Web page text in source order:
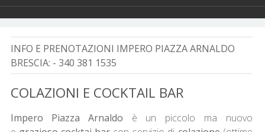
INFO E PRENOTAZIONI IMPERO PIAZZA ARNALDO
BRESCIA: - 340 381 1535
COLAZIONI E COCKTAIL BAR
Impero Piazza Arnaldo è un piccolo ma nuovo